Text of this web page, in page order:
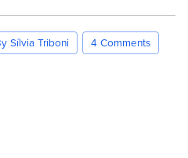
Sílvia Triboni 4 Comments